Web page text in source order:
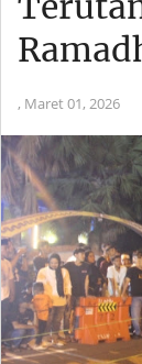
, Maret 01, 2026